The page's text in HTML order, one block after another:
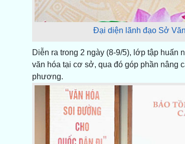
Đại diện lãnh đạo Sở
Diễn ra trong 2 ngày (8-9/5), lớp tập huấn
văn hóa tại cơ sở, qua đó góp phần nâng
phương.